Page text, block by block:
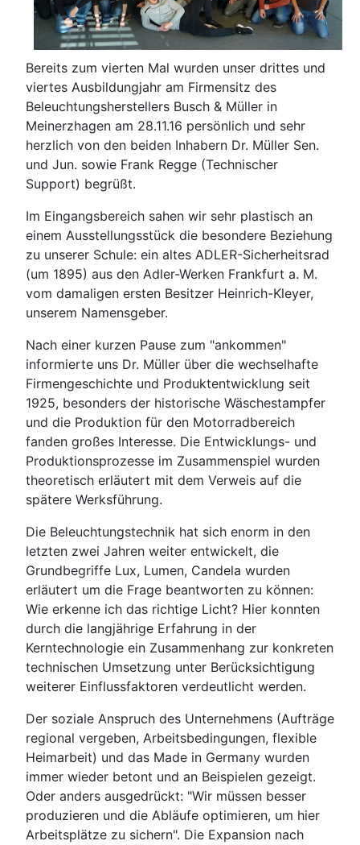
Bereits zum vierten Mal wurden unser drittes und
viertes Ausbildungjahr am Firmensitz des
Beleuchtungsherstellers Busch & Müller in
Meinerzhagen am 28.11.16 persönlich und sehr
herzlich von den beiden Inhabern Dr. Müller Sen.
und Jun. sowie Frank Regge (Technischer
Support) begrüßt.
Im Eingangsbereich sahen wir sehr plastisch an
einem Ausstellungsstück die besondere Beziehung
zu unserer Schule: ein altes ADLER-Sicherheitsrad
(um 1895) aus den Adler-Werken Frankfurt a. M.
vom damaligen ersten Besitzer Heinrich-Kleyer,
unserem Namensgeber.
Nach einer kurzen Pause zum "ankommen"
informierte uns Dr. Müller über die wechselhafte
Firmengeschichte und Produktentwicklung seit
1925, besonders der historische Wäschestampfer
und die Produktion für den Motorradbereich
fanden großes Interesse. Die Entwicklungs- und
Produktionsprozesse im Zusammenspiel wurden
theoretisch erläutert mit dem Verweis auf die
spätere Werksführung.
Die Beleuchtungstechnik hat sich enorm in den
letzten zwei Jahren weiter entwickelt, die
Grundbegriffe Lux, Lumen, Candela wurden
erläutert um die Frage beantworten zu können:
Wie erkenne ich das richtige Licht? Hier konnten
durch die langjährige Erfahrung in der
Kerntechnologie ein Zusammenhang zur konkreten
technischen Umsetzung unter Berücksichtigung
weiterer Einflussfaktoren verdeutlicht werden.
Der soziale Anspruch des Unternehmens (Aufträge
regional vergeben, Arbeitsbedingungen, flexible
Heimarbeit) und das Made in Germany wurden
immer wieder betont und an Beispielen gezeigt.
Oder anders ausgedrückt: "Wir müssen besser
produzieren und die Abläufe optimieren, um hier
Arbeitsplätze zu sichern". Die Expansion nach